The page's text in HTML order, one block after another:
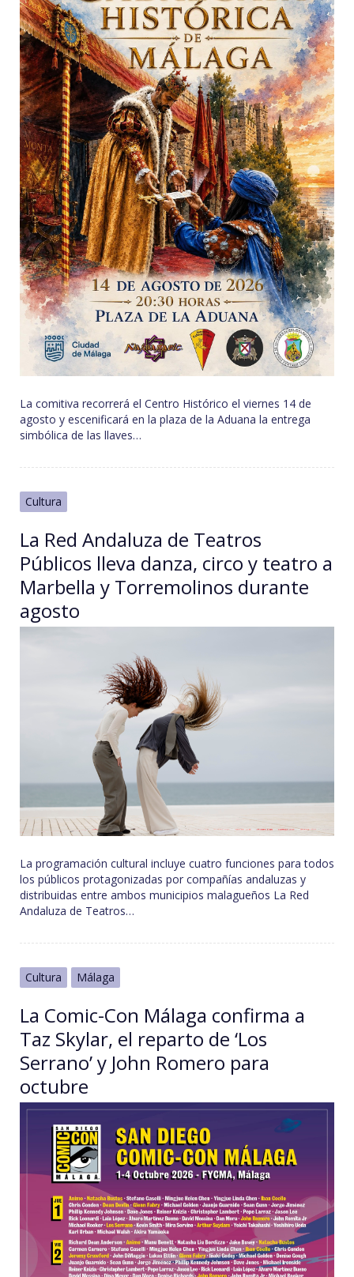
La comitiva recorrerá el Centro Histórico el viernes 14 de
agosto y escenificará en la plaza de la Aduana la entrega
simbólica de las llaves…
Cultura
La Red Andaluza de Teatros
Públicos lleva danza, circo y teatro a
Marbella y Torremolinos durante
agosto
La programación cultural incluye cuatro funciones para todos
los públicos protagonizadas por compañías andaluzas y
distribuidas entre ambos municipios malagueños La Red
Andaluza de Teatros…
Cultura Málaga
La Comic-Con Málaga confirma a
Taz Skylar, el reparto de ‘Los
Serrano’ y John Romero para
octubre